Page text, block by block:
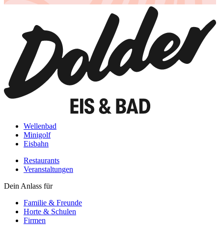
Wellenbad
Minigolf
Eisbahn
Restaurants
Veranstaltungen
Dein Anlass für
Familie & Freunde
Horte & Schulen
Firmen